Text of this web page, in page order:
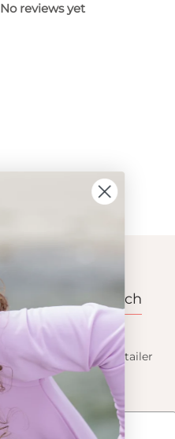
No reviews yet
Get in touch
Contact us
Become a retailer